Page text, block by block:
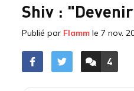
Shiv :
Publié par Flamm le 7 nov.
4